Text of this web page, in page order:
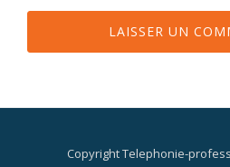
Copyright Telephonie-